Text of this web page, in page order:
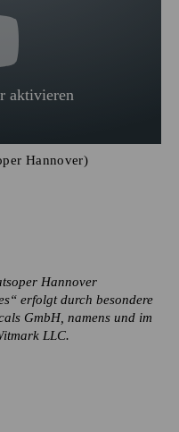
aktivieren
Hannover)
Hannover
erfolgt durch besondere
GmbH, namens und im
LLC.